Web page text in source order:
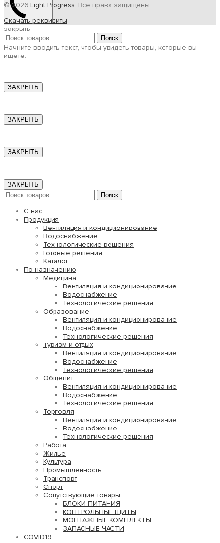
© 2026 Light Progress. Все права защищены
Скачать реквизиты
закрыть
Поиск
Начните вводить текст, чтобы увидеть товары, которые вы
ищете.
ЗАКРЫТЬ
ЗАКРЫТЬ
ЗАКРЫТЬ
ЗАКРЫТЬ
Поиск
О нас
Продукция
Вентиляция и кондиционирование
Водоснабжение
Технологические решения
Готовые решения
Каталог
По назначению
Медицина
Вентиляция и кондиционирование
Водоснабжение
Технологические решения
Образование
Вентиляция и кондиционирование
Водоснабжение
Технологические решения
Туризм и отдых
Вентиляция и кондиционирование
Водоснабжение
Технологические решения
Общепит
Вентиляция и кондиционирование
Водоснабжение
Технологические решения
Торговля
Вентиляция и кондиционирование
Водоснабжение
Технологические решения
Работа
Жилье
Культура
Промышленность
Транспорт
Спорт
Сопутствующие товары
БЛОКИ ПИТАНИЯ
КОНТРОЛЬНЫЕ ЩИТЫ
МОНТАЖНЫЕ КОМПЛЕКТЫ
ЗАПАСНЫЕ ЧАСТИ
COVID19